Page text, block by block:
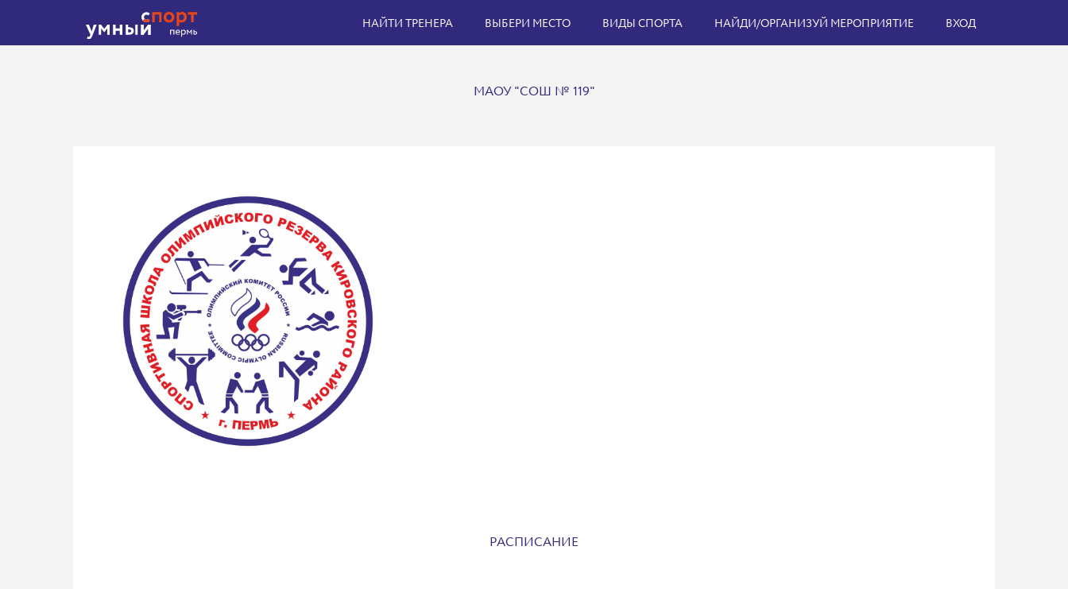
НАЙТИ ТРЕНЕРА ВЫБЕРИ МЕСТО ВИДЫ СПОРТА НАЙДИ/ОРГАНИЗУЙ МЕРОПРИЯТИЕ ВХОД
МАОУ "СОШ № 119"
РАСПИСАНИЕ